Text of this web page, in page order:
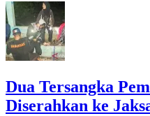
Dua Tersangka
Diserahkan ke